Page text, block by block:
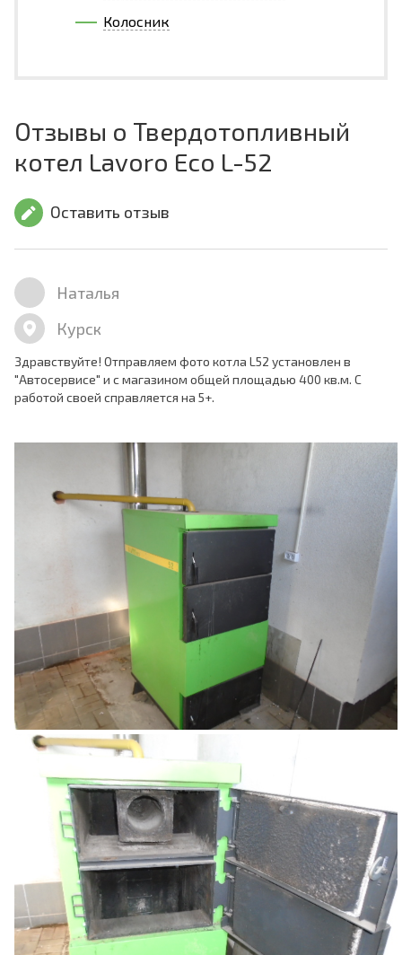
Колосник
Отзывы о Твердотопливный
котел Lavoro Eco L-52
Оставить отзыв
Наталья
Курск
Здравствуйте! Отправляем фото котла L52 установлен в
"Автосервисе" и с магазином общей площадью 400 кв.м. С
работой своей справляется на 5+.